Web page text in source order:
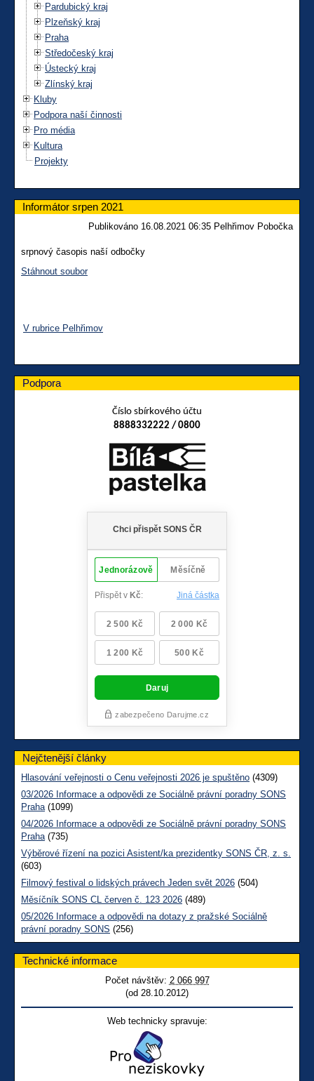
Pardubický kraj
Plzeňský kraj
Praha
Středočeský kraj
Ústecký kraj
Zlínský kraj
Kluby
Podpora naší činnosti
Pro média
Kultura
Projekty
Informátor srpen 2021
Publikováno 16.08.2021 06:35 Pelhřimov Pobočka
srpnový časopis naší odbočky
Stáhnout soubor
V rubrice Pelhřimov
Podpora
Číslo sbírkového účtu
8888332222 / 0800
Nejčtenější články
Hlasování veřejnosti o Cenu veřejnosti 2026 je spuštěno (4309)
03/2026 Informace a odpovědi ze Sociálně právní poradny SONS
Praha(1099)
04/2026 Informace a odpovědi ze Sociálně právní poradny SONS
Praha(735)
Výběrové řízení na pozici Asistent/ka prezidentky SONS ČR, z. s.
(603)
Filmový festival o lidských právech Jeden svět 2026 (504)
Měsíčník SONS CL červen č. 123 2026 (489)
05/2026 Informace a odpovědi na dotazy z pražské Sociálně
právní poradny SONS (256)
Technické informace
Počet návštěv: 2 066 997
(od 28.10.2012)
Web technicky spravuje: